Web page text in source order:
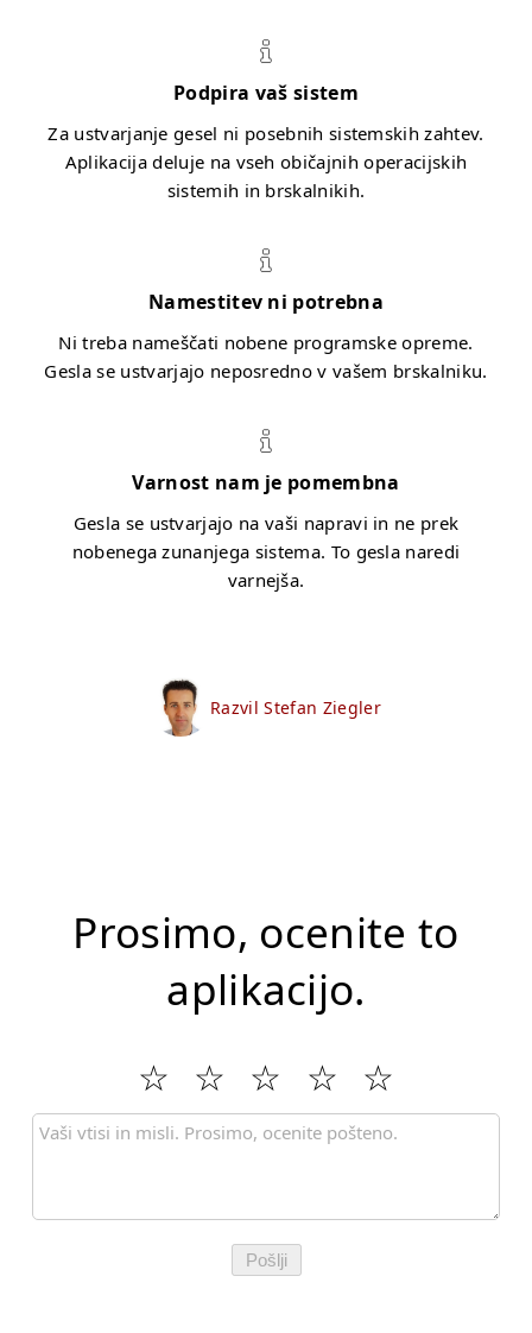
Podpira vaš sistem
Za ustvarjanje gesel ni posebnih sistemskih zahtev.
Aplikacija deluje na vseh običajnih operacijskih
sistemih in brskalnikih.
Namestitev ni potrebna
Ni treba nameščati nobene programske opreme.
Gesla se ustvarjajo neposredno v vašem brskalniku.
Varnost nam je pomembna
Gesla se ustvarjajo na vaši napravi in ne prek
nobenega zunanjega sistema. To gesla naredi
varnejša.
Razvil Stefan Ziegler
Prosimo, ocenite to
aplikacijo.
Pošlji